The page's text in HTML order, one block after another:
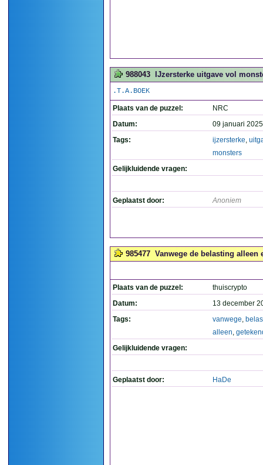
988043 IJzersterke uitgave vol
.T.A.BOEK
Plaats van de puzzel:
NRC
Datum:
09 januari
Tags:
ijzersterke,
monsters
Gelijkluidende vragen:
Geplaatst door: Anoniem
985477 Vanwege de belasting alleen
Plaats van de puzzel:
thuiscrypto
Datum:
13 december
Tags:
vanwege,
alleen,
Gelijkluidende vragen:
Geplaatst door: HaDe